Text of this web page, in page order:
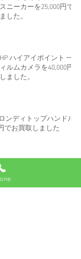
ニーカーを25,000円で
した。
ハイアイポイント 一
ルムカメラを40,000円
ました。
ンディトップハンドル
でお買取しました
デイトジャスト 16233
ンビを670,000円でお買